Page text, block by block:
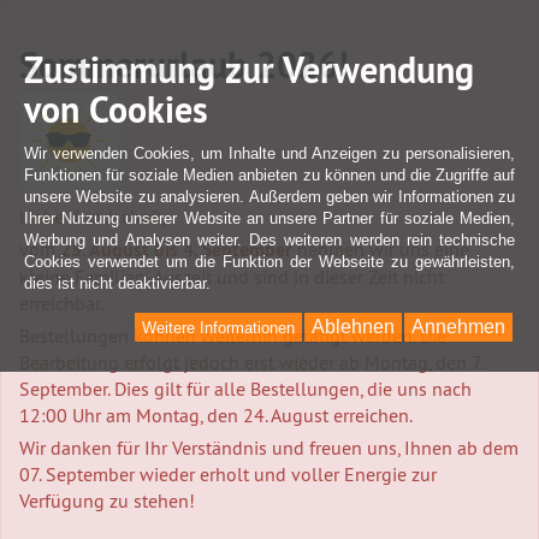
Sommerurlaub 2026!
Liebe Kundschaft,
vom25. August bis 4. Septembernehmen wir uns eine
kleine Familien-Auszeit und sind in dieser Zeit nicht
Bestellungen können weiterhin getätigt werden. Die
September. Dies gilt für alle Bestellungen, die uns nach
12:00 Uhr am Montag, den 24. August erreichen.
Wir danken für Ihr Verständnis und freuen uns, Ihnen ab dem
07. September wieder erholt und voller Energie zur
Verfügung zu stehen!
Zustimmung zur Verwendung
von Cookies
Wir verwenden Cookies, um Inhalte und Anzeigen zu personalisieren,
Funktionen für soziale Medien anbieten zu können und die Zugriffe auf
unsere Website zu analysieren. Außerdem geben wir Informationen zu
Ihrer Nutzung unserer Website an unsere Partner für soziale Medien,
Werbung und Analysen weiter. Des weiteren werden rein technische
Cookies verwendet um die Funktion der Webseite zu gewährleisten,
dies ist nicht deaktivierbar.
Annehmen
Ablehnen
Weitere Informationen